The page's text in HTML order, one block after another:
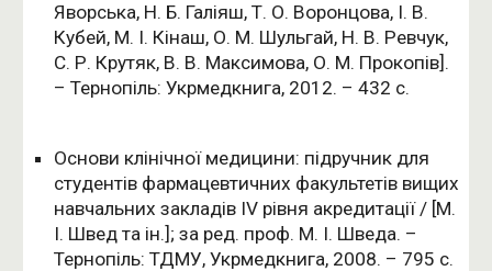
Яворська, Н. Б. Галіяш, Т. О. Воронцова, І. В.
Кубей, М. І. Кінаш, О. М. Шульгай, Н. В. Ревчук,
С. Р. Крутяк, В. В. Максимова, О. М. Прокопів].
– Тернопіль: Укрмедкнига, 2012. – 432 с.
Основи клінічної медицини: підручник для
студентів фармацевтичних факультетів вищих
навчальних закладів IV рівня акредитації / [М.
І. Швед та ін.]; за ред. проф. М. І. Шведа. –
Тернопіль: ТДМУ, Укрмедкнига, 2008. – 795 с.